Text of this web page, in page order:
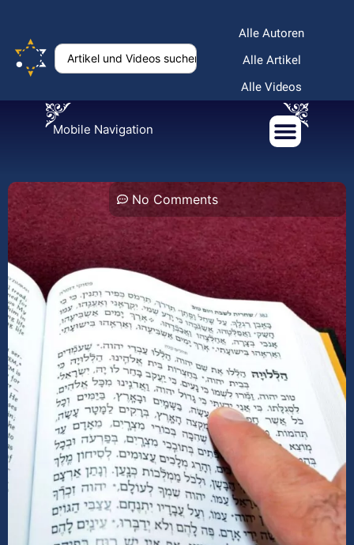
Alle Autoren
Alle Artikel
Alle Videos
Mobile Navigation
No Comments